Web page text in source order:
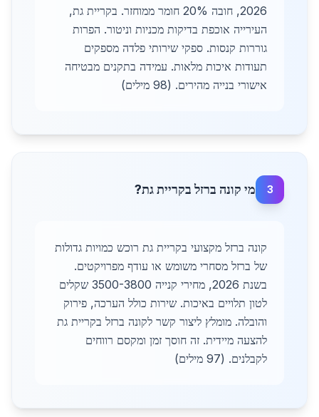
2026, חובה 20% חומר ממוחזר. בקריית גת,
העירייה אוכפת בדיקות מכניות וניטור. הפרות
גוררות קנסות. ספקי שירותי פלדה מספקים
תעודות איכות מלאות. עמידה בתקנים מבטיחה
אישורי בנייה מהירים. (98 מילים)
3 מי קונה ברזל בקריית גת?
קונה ברזל מקצועי בקריית גת רוכש כמויות גדולות
של ברזל מסחרי משומש או עודף מפרויקטים.
בשנת 2026, מחירי קנייה 3500-3800 שקלים
לטון תלויים באיכות. שירות כולל הערכה, פירוק
והובלה. מומלץ ליצור קשר לקונה ברזל בקריית גת
להצעה מיידית. זה חוסך זמן ומקסם רווחים
לקבלנים. (97 מילים)